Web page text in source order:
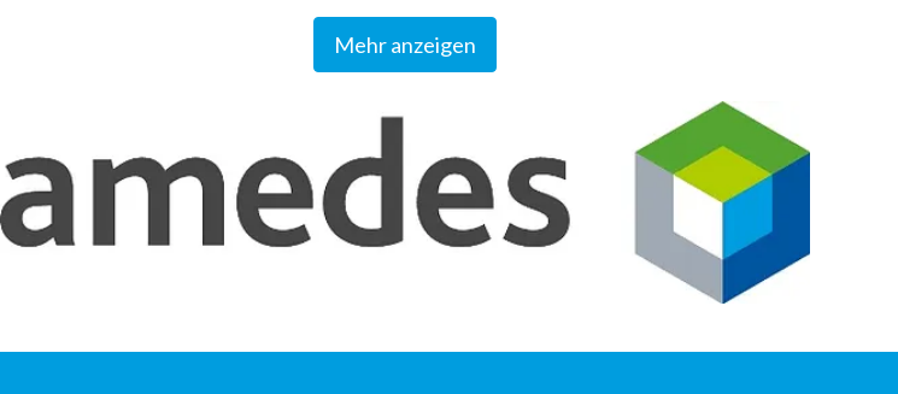
Mehr anzeigen
group.com abonnieren.